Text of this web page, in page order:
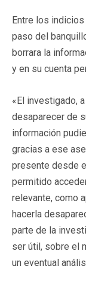
Entre los indicios
paso del
borrara la
y en su cuenta
«El investigado,
desaparecer de
información
gracias a ese
presente desde
permitido
relevante, como
hacerla
parte de la
ser útil, sobre el
un eventual